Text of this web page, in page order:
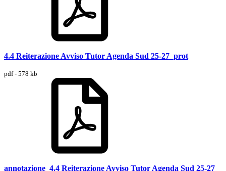
4.4 Reiterazione Avviso Tutor Agenda Sud 25-27_prot
pdf - 578 kb
annotazione_4.4 Reiterazione Avviso Tutor Agenda Sud 25-27